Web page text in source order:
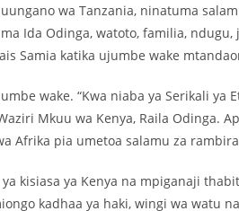
wa Tanzania, ninatuma
Ida Odinga, watoto, familia,
Samia katika ujumbe wake
wake. “Kwa niaba ya Serikali ya
Mkuu wa Kenya, Raila Odinga.
Afrika pia umetoa salamu za
kisiasa ya Kenya na mpiganaji
kadhaa ya haki, wingi wa watu